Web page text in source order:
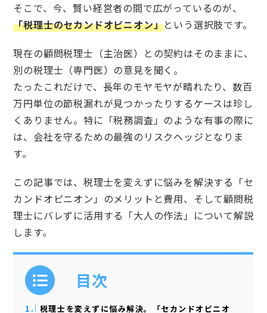
そこで、今、賢い経営者の間で広がっているのが、
「税理士のセカンドオピニオン」という選択肢です。
現在の顧問税理士（主治医）との契約はそのままに、
別の税理士（専門医）の意見を聞く。
たったこれだけで、長年のモヤモヤが晴れたり、数百
万円単位の節税漏れが見つかったりするケースは珍し
くありません。特に「税務調査」のような有事の際に
は、会社を守るための最強のリスクヘッジとなりま
す。
この記事では、税理士を変えずに悩みを解決する「セ
カンドオピニオン」のメリットと費用、そして顧問税
理士にバレずに活用する「大人の作法」について解説
します。
目次
1.
税理士を変えずに悩み解決。「セカンドオピニオ